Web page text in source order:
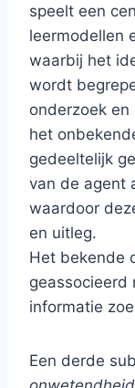
speelt een
leermodellen
waarbij het
wordt
onderzoek
het
gedeeltelijk
van de agent
waardoor
en uitleg.
Het bekende
geassocieerd
informatie
Een derde